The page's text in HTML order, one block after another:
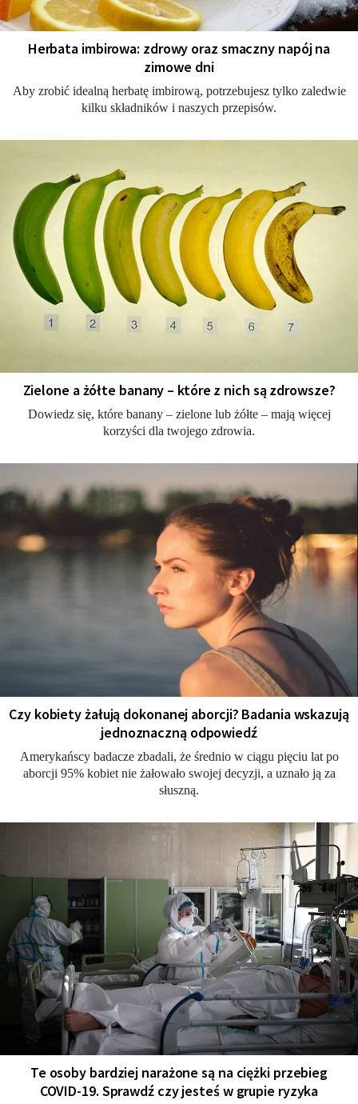
Herbata imbirowa: zdrowy oraz smaczny napój na
zimowe dni
Aby zrobić idealną herbatę imbirową, potrzebujesz tylko zaledwie
kilku składników i naszych przepisów.
Zielone a żółte banany – które z nich są zdrowsze?
Dowiedz się, które banany – zielone lub żółte – mają więcej
korzyści dla twojego zdrowia.
Czy kobiety żałują dokonanej aborcji? Badania wskazują
jednoznaczną odpowiedź
Amerykańscy badacze zbadali, że średnio w ciągu pięciu lat po
aborcji 95% kobiet nie żałowało swojej decyzji, a uznało ją za
słuszną.
Te osoby bardziej narażone są na ciężki przebieg
COVID-19. Sprawdź czy jesteś w grupie ryzyka